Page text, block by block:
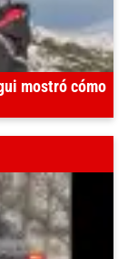
mostró cómo